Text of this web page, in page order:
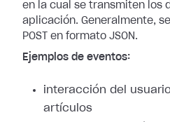
en la cual
se transmiten los
aplicación. Generalmente,
POST en formato JSON.
Ejemplos de eventos:
interacción del
artículos